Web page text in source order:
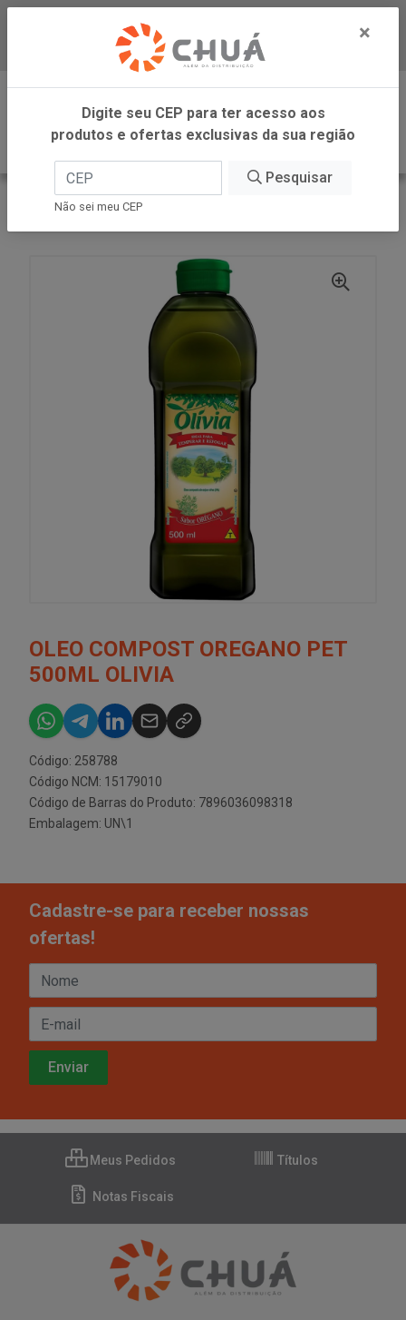
Baixe já nosso APP
0
INÍCIO
CARGILL VAREJO
OLEO COMPOST OREGANO PET
500ML OLIVIA
Código: 258788
Código NCM: 15179010
Código de Barras do Produto: 7896036098318
Embalagem: UN\1
Cadastre-se para receber nossas
ofertas!
Meus Pedidos Títulos
Notas Fiscais
×
Digite seu CEP para ter acesso aos
produtos e ofertas exclusivas da sua região
Pesquisar
Não sei meu CEP